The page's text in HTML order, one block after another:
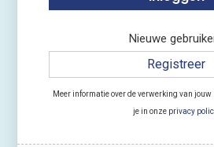
Nieuwe
Registreer
Meer informatie over de verwerking van
je in onze privacy